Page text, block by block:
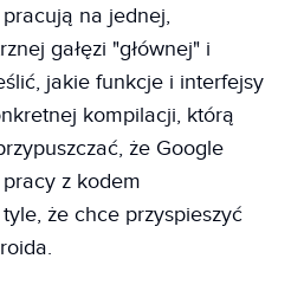
na jednej,
gałęzi "głównej" i
jakie funkcje i interfejsy
kompilacji, którą
że Google
z kodem
że chce przyspieszyć